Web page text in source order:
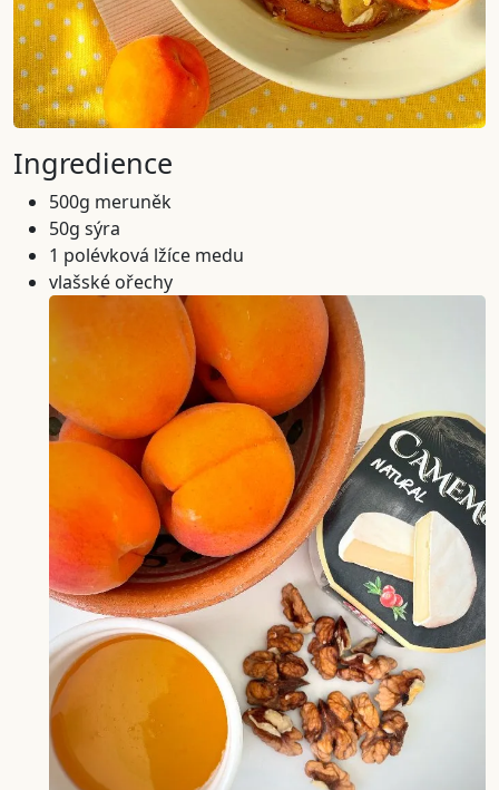
Ingredience
500g meruněk
50g sýra
1 polévková lžíce medu
vlašské ořechy